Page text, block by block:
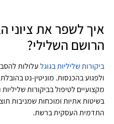
איך לשפר את ציוני
הרושם השלילי?
ביקורות שליליות בגוגלעלולות
ולפגוע בהכנסות. מוניטין-נט בהובלת
מקצועיים לטיפול בביקורות שליליות
בשיטות אתיות ומוכחות שמניבות
התדמית העסקית ברשת.